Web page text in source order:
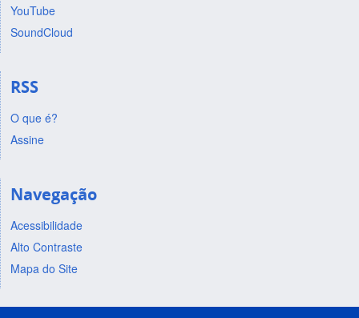
YouTube
SoundCloud
RSS
O que é?
Assine
Navegação
Acessibilidade
Alto Contraste
Mapa do Site